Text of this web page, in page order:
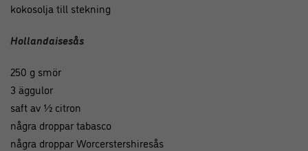
kokosolja till stekning
Hollandaisesås
250 g smör
3 äggulor
saft av ½ citron
några droppar tabasco
några droppar Worcerstershiresås